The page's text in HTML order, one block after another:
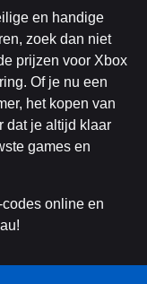
en handige
zoek dan niet
prijzen voor Xbox
Of je nu een
het kopen van
dat je altijd klaar
games en
online en